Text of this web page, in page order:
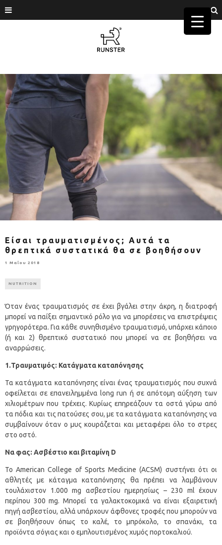
Eίσαι τραυματισμένος; Αυτά τα
θρεπτικά συστατικά θα σε βοηθήσουν
1 Μαΐου 2018
NUTRITION
Όταν ένας τραυματισμός σε έχει βγάλει στην άκρη, η διατροφή
μπορεί να παίξει σημαντικό ρόλο για να μπορέσεις να επιστρέψεις
γρηγορότερα. Για κάθε συνηθισμένο τραυματισμό, υπάρχει κάποιο
(ή και 2) θρεπτικό συστατικό που μπορεί να σε βοηθήσει να
αναρρώσεις.
1.Τραυματιμός: Κατάγματα καταπόνησης
Τα κατάγματα καταπόνησης είναι ένας τραυματισμός που συχνά
οφείλεται σε επανειλημμένα long run ή σε απότομη αύξηση των
χιλιομέτρων που τρέχεις. Κυρίως επηρεάζουν τα οστά γύρω από
τα πόδια και τις πατούσες σου, με τα κατάγματα καταπόνησης να
συμβαίνουν όταν ο μυς κουράζεται και μεταφέρει όλο το στρες
στο οστό.
Να φας: Ασβέστιο και βιταμίνη D
Το American College of Sports Medicine (ACSM) συστήνει ότι οι
αθλητές με κάταγμα καταπόνησης θα πρέπει να λαμβάνουν
τουλάχιστον 1.000 mg ασβεστίου ημερησίως – 230 ml έχουν
περίπου 300 mg. Μπορεί τα γαλακτοκομικά να είναι εξαιρετική
πηγή ασβεστίου, αλλά υπάρχουν άφθονες τροφές που μπορούν να
σε βοηθήσουν όπως το καλέ, το μπρόκολο, το σπανάκι, τα
προϊόντα σόγιας και ο εμπλουτισμένος χυμός πορτοκαλιού.